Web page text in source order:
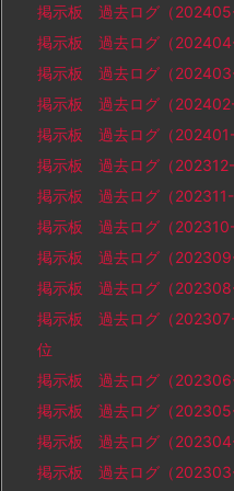
掲示板 過去ログ（
掲示板 過去ログ（
掲示板 過去ログ（
掲示板 過去ログ（
掲示板 過去ログ（
掲示板 過去ログ（202312-
掲示板 過去ログ（
掲示板 過去ログ（
掲示板 過去ログ（
掲示板 過去ログ（
掲示板 過去ログ（202307-
位
掲示板 過去ログ（
掲示板 過去ログ（
掲示板 過去ログ（
掲示板 過去ログ（